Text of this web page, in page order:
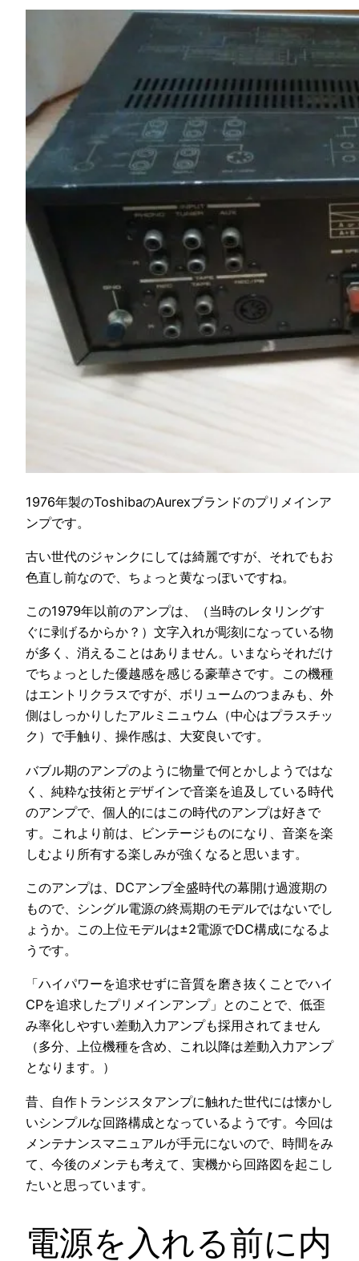
1976年製のToshibaのAurexブランドのプリメインア
ンプです。
古い世代のジャンクにしては綺麗ですが、それでもお
色直し前なので、ちょっと黄なっぽいですね。
この1979年以前のアンプは、（当時のレタリングす
ぐに剥げるからか？）文字入れが彫刻になっている物
が多く、消えることはありません。いまならそれだけ
でちょっとした優越感を感じる豪華さです。この機種
はエントリクラスですが、ボリュームのつまみも、外
側はしっかりしたアルミニュウム（中心はプラスチッ
ク）で手触り、操作感は、大変良いです。
バブル期のアンプのように物量で何とかしようではな
く、純粋な技術とデザインで音楽を追及している時代
のアンプで、個人的にはこの時代のアンプは好きで
す。これより前は、ビンテージものになり、音楽を楽
しむより所有する楽しみが強くなると思います。
このアンプは、DCアンプ全盛時代の幕開け過渡期の
もので、シングル電源の終焉期のモデルではないでし
ょうか。この上位モデルは±2電源でDC構成になるよ
うです。
「ハイパワーを追求せずに音質を磨き抜くことでハイ
CPを追求したプリメインアンプ」とのことで、低歪
み率化しやすい差動入力アンプも採用されてません
（多分、上位機種を含め、これ以降は差動入力アンプ
となります。）
昔、自作トランジスタアンプに触れた世代には懐かし
いシンプルな回路構成となっているようです。今回は
メンテナンスマニュアルが手元にないので、時間をみ
て、今後のメンテも考えて、実機から回路図を起こし
たいと思っています。
電源を入れる前に内